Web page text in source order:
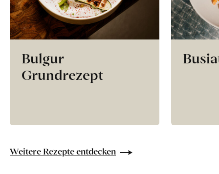
Bulgur
Grundrezept
Weitere Rezepte entdecken